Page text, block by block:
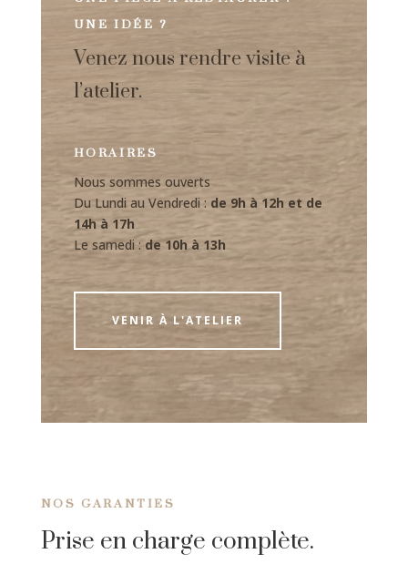
UNE IDÉE ?
Venez nous rendre visite à
l’atelier.
HORAIRES
Nous sommes ouverts
Du Lundi au Vendredi : de 9h à 12h et de
14h à 17h
Le samedi : de 10h à 13h
VENIR À L'ATELIER
NOS GARANTIES
Prise en charge complète.